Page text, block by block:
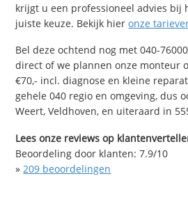
krijgt u een professioneel advies bij
juiste keuze. Bekijk hieronze
Bel deze ochtend nog met 040-
direct of we plannen onze monteur
€70,- incl. diagnose en kleine
gehele 040 regio en omgeving, dus
Weert, Veldhoven, en uiteraard in
Lees onze reviews op
Beoordeling door klanten:7.9/10
»209 beoordelingen